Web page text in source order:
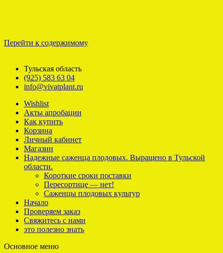
Перейти к содержимому
Тульская область
(925) 583 63 04
info@vivatplant.ru
Wishlist
Акты апробации
Как купить
Корзина
Личный кабинет
Магазин
Надежные саженца плодовых. Выращено в Тульской
области.
Короткие сроки поставки
Пересортице — нет!
Саженцы плодовых культур
Начало
Проверяем заказ
Свяжитесь с нами
это полезно знать
Основное меню